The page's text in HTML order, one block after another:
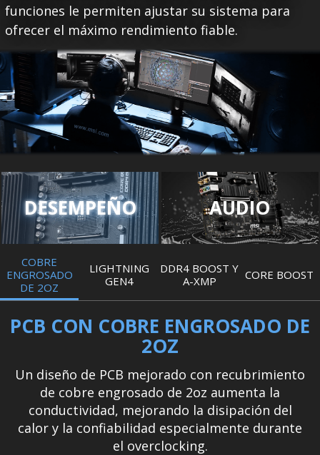
funciones le permiten ajustar su sistema para
ofrecer el máximo rendimiento fiable.
DESEMPEÑO AUDIO
COBRE
ENGROSADO
DE 2OZ
LIGHTNING
GEN4
DDR4 BOOST Y
A-XMP
CORE BOOST
PCB CON COBRE ENGROSADO DE
2OZ
Un diseño de PCB mejorado con recubrimiento
de cobre engrosado de 2oz aumenta la
conductividad, mejorando la disipación del
calor y la confiabilidad especialmente durante
el overclocking.